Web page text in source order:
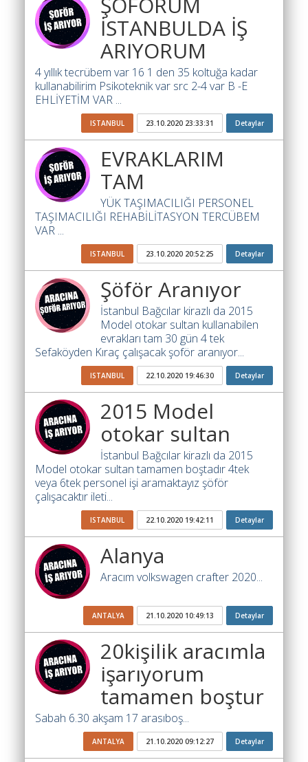
Akaryakıt
Fiyatları
İlanlar
Arayanlar
arayanlar
Soför
olup
Aracına
arayanlar
Katsayısı
Ajandam
Hakkımızda
İletişim
İSTANBULDA İŞ
ARIYORUM
4 yıllık tecrübem var 16 1 den 35 koltuğa kadar
kullanabilirim Psikoteknik var src 2-4 var B -E
EHLİYETİM VAR ...
ISTANBUL 23.10.2020 23:33:31 Detaylar
EVRAKLARIM
TAM
YÜK TAŞIMACILIĞI PERSONEL
TAŞIMACILIĞI REHABİLİTASYON TERCÜBEM
VAR ...
ISTANBUL 23.10.2020 20:52:25 Detaylar
Şöför Aranıyor
İstanbul Bağcılar kirazlı da 2015
Model otokar sultan kullanabilen
evrakları tam 30 gün 4 tek
Sefaköyden Kıraç çalışacak şoför aranıyor...
ISTANBUL 22.10.2020 19:46:30 Detaylar
2015 Model
otokar sultan
İstanbul Bağcılar kirazlı da 2015
Model otokar sultan tamamen boştadır 4tek
veya 6tek personel işi aramaktayız şöför
çalışacaktır ileti...
ISTANBUL 22.10.2020 19:42:11 Detaylar
Alanya
Aracım volkswagen crafter 2020...
ANTALYA 21.10.2020 10:49:13 Detaylar
20kişilik aracımla
işarıyorum
tamamen boştur
Sabah 6.30 akşam 17 arasıboş...
ANTALYA 21.10.2020 09:12:27 Detaylar